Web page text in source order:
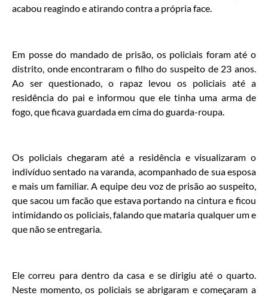
acabou reagindo e atirando contra a própria face.
Em posse do mandado de prisão, os policiais foram até o
distrito, onde encontraram o filho do suspeito de 23 anos.
Ao ser questionado, o rapaz levou os policiais até a
residência do pai e informou que ele tinha uma arma de
fogo, que ficava guardada em cima do guarda-roupa.
Os policiais chegaram até a residência e visualizaram o
indivíduo sentado na varanda, acompanhado de sua esposa
e mais um familiar. A equipe deu voz de prisão ao suspeito,
que sacou um facão que estava portando na cintura e ficou
intimidando os policiais, falando que mataria qualquer um e
que não se entregaria.
Ele correu para dentro da casa e se dirigiu até o quarto.
Neste momento, os policiais se abrigaram e começaram a